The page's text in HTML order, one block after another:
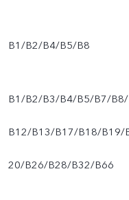
B1/B2/B4/B5/B8
B1/B2/B3/B4/B5/B7/B8/
B12/B13/B17/B18/B19/
20/B26/B28/B32/B66